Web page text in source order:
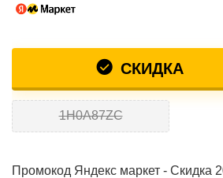
СКИДКА
1H0A87ZC
Промокод Яндекс маркет - Скидка